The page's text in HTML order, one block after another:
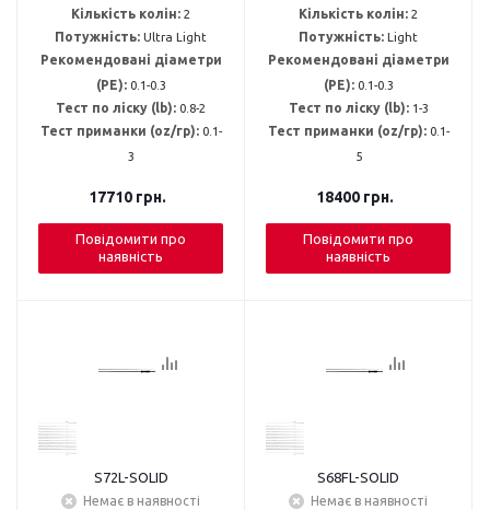
Кількість колін: 2
Потужність: Ultra Light
Рекомендовані діаметри
(PE): 0.1-0.3
Тест по ліску (lb): 0.8-2
Тест приманки (oz/гр): 0.1-
3
17710грн.
Повідомити про
наявність
Кількість колін: 2
Потужність: Light
Рекомендовані діаметри
(PE): 0.1-0.3
Тест по ліску (lb): 1-3
Тест приманки (oz/гр): 0.1-
5
18400грн.
Повідомити про
наявність
S72L-SOLID
Немає в наявності
S68FL-SOLID
Немає в наявності